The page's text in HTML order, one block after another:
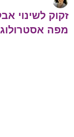
זקוק לשינוי
מפה